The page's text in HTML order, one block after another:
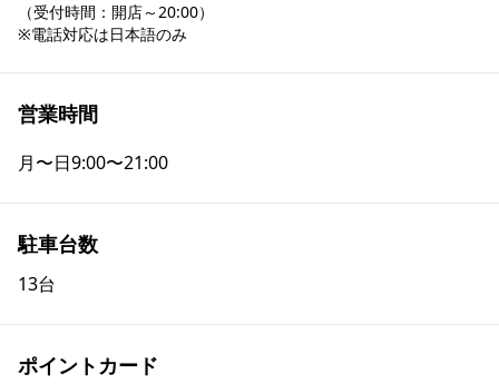
（受付時間：開店～20:00）
※電話対応は日本語のみ
営業時間
月〜日9:00〜21:00
駐車台数
13台
ポイントカード